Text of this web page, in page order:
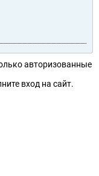
авторизованные
вход на сайт.